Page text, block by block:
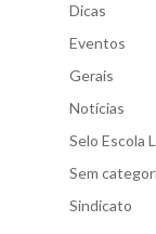
Dicas
Eventos
Gerais
Notícias
Selo Escola
Sem
Sindicato